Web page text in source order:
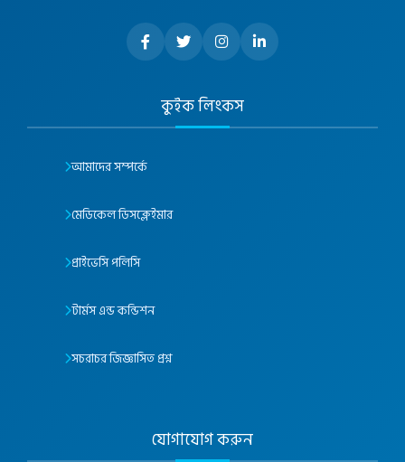
কুইক লিংকস
আমাদের সম্পর্কে
মেডিকেল ডিসক্লেইমার
প্রাইভেসি পলিসি
টার্মস এন্ড কন্ডিশন
সচরাচর জিজ্ঞাসিত প্রশ্ন
যোগাযোগ করুন